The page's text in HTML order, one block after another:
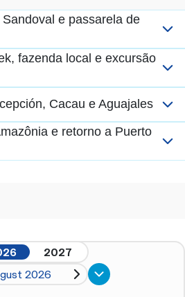
e passarela de
fazenda local e excursão
Cacau e Aguajales
e retorno a Puerto
2027
2026